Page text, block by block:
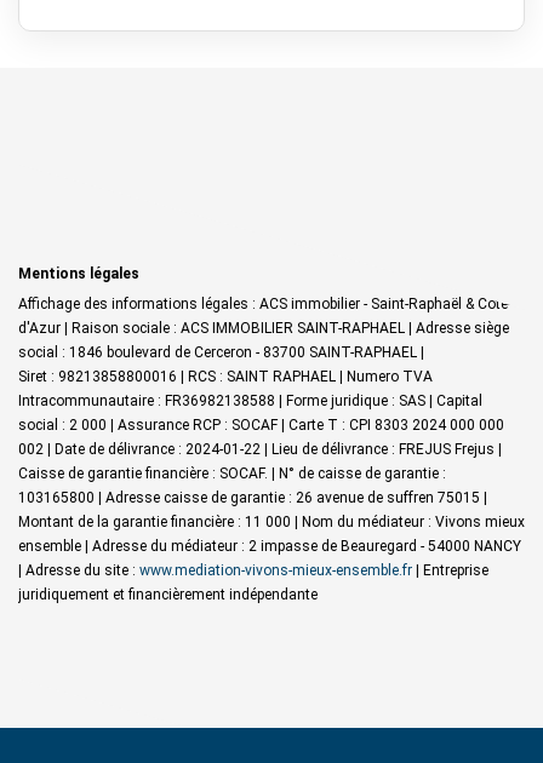
Mentions légales
Affichage des informations légales : ACS immobilier - Saint-Raphaël & Côte-
d'Azur | Raison sociale : ACS IMMOBILIER SAINT-RAPHAEL | Adresse siège
social : 1846 boulevard de Cerceron - 83700 SAINT-RAPHAEL |
Siret : 98213858800016 | RCS : SAINT RAPHAEL | Numero TVA
Intracommunautaire : FR36982138588 | Forme juridique : SAS | Capital
social : 2 000 | Assurance RCP : SOCAF | Carte T : CPI 8303 2024 000 000
002 | Date de délivrance : 2024-01-22 | Lieu de délivrance : FREJUS Frejus |
Caisse de garantie financière : SOCAF. | N° de caisse de garantie :
103165800 | Adresse caisse de garantie : 26 avenue de suffren 75015 |
Montant de la garantie financière : 11 000 | Nom du médiateur : Vivons mieux
ensemble | Adresse du médiateur : 2 impasse de Beauregard - 54000 NANCY
| Adresse du site : www.mediation-vivons-mieux-ensemble.fr | Entreprise
juridiquement et financièrement indépendante